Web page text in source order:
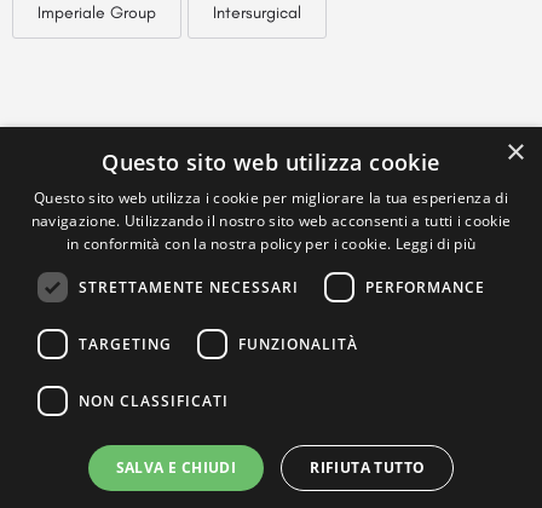
Imperiale Group Intersurgical
×
Questo sito web utilizza cookie
Questo sito web utilizza i cookie per migliorare la tua esperienza di
navigazione. Utilizzando il nostro sito web acconsenti a tutti i cookie
in conformità con la nostra policy per i cookie. Leggi di più
STRETTAMENTE NECESSARI PERFORMANCE
TARGETING FUNZIONALITÀ
NON CLASSIFICATI
SALVA E CHIUDI RIFIUTA TUTTO